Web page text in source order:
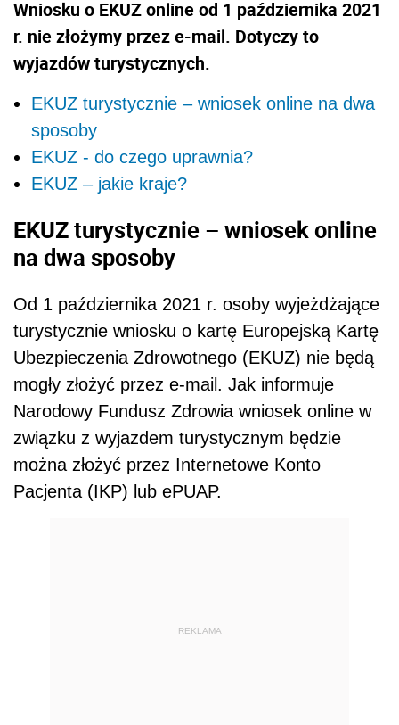
Wniosku o EKUZ online od 1 października 2021
r. nie złożymy przez e-mail. Dotyczy to
wyjazdów turystycznych.
EKUZ turystycznie – wniosek online na dwa
sposoby
EKUZ - do czego uprawnia?
EKUZ – jakie kraje?
EKUZ turystycznie – wniosek online
na dwa sposoby
Od 1 października 2021 r. osoby wyjeżdżające
turystycznie wniosku o kartę Europejską Kartę
Ubezpieczenia Zdrowotnego (EKUZ) nie będą
mogły złożyć przez e-mail. Jak informuje
Narodowy Fundusz Zdrowia wniosek online w
związku z wyjazdem turystycznym będzie
można złożyć przez Internetowe Konto
Pacjenta (IKP) lub ePUAP.
REKLAMA